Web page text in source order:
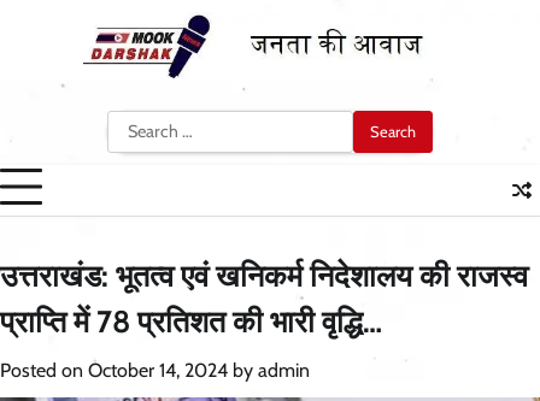
Search
for:
उत्तराखंड: भूतत्व एवं खनिकर्म निदेशालय की राजस्व
प्राप्ति में 78 प्रतिशत की भारी वृद्धि…
Posted on October 14, 2024 by admin